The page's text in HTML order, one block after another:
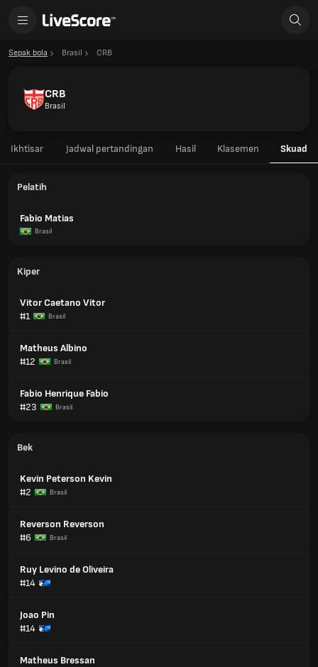
Sepak bola Brasil CRB
CRB
Brasil
Ikhtisar Jadwal pertandingan Hasil Klasemen Skuad
Pelatih
Fabio Matias
Brasil
Kiper
Vitor Caetano Vitor
#1
Brasil
Matheus Albino
#12
Brasil
Fabio Henrique Fabio
#23
Brasil
Bek
Kevin Peterson Kevin
#2
Brasil
Reverson Reverson
#6
Brasil
Ruy Levino de Oliveira
#14
Joao Pin
#14
Matheus Bressan